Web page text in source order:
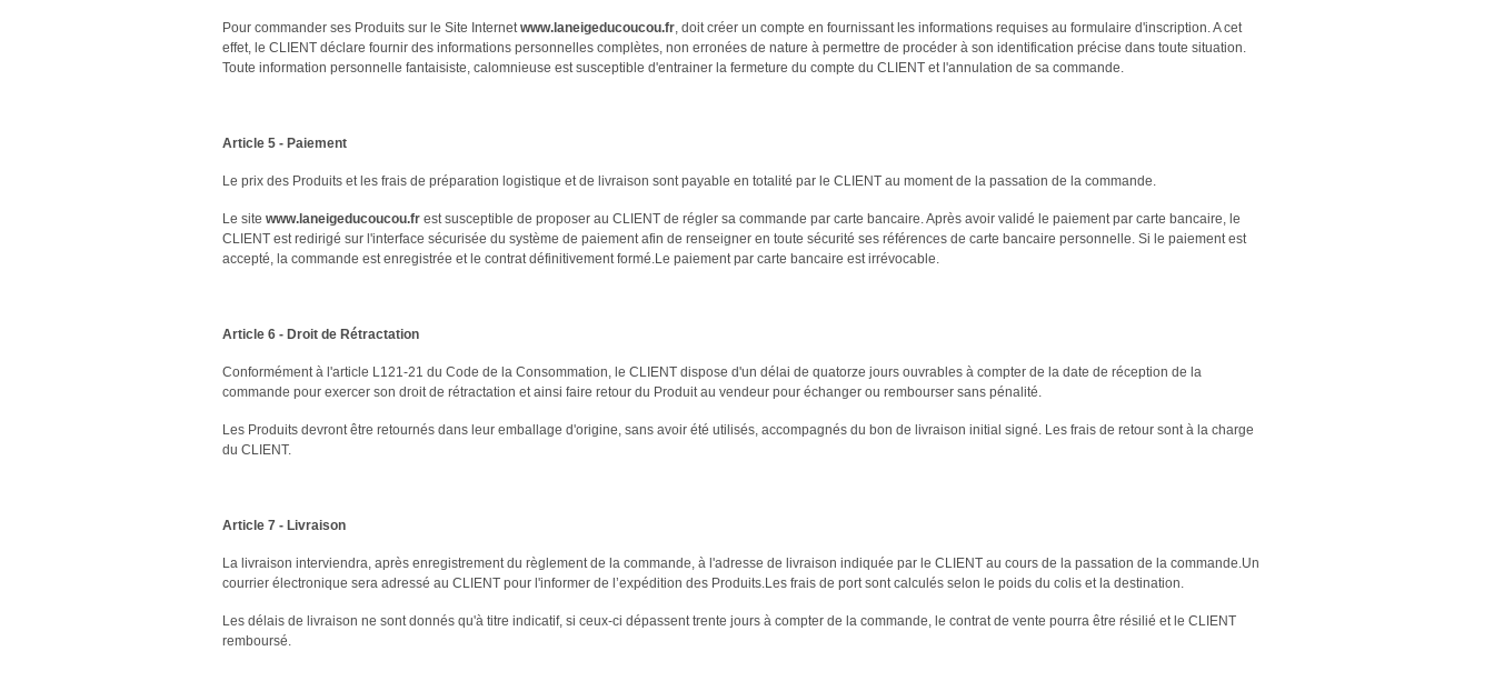
Pour commander ses Produits sur le Site Internetwww.laneigeducoucou.fr, doit créer un compte en fournissant les informations requises au formulaire d'inscription. A cet
effet, le CLIENT déclare fournir des informations personnelles complètes, non erronées de nature à permettre de procéder à son identification précise dans toute situation.
Toute information personnelle fantaisiste, calomnieuse est susceptible d'entrainer la fermeture du compte du CLIENT et l'annulation de sa commande.
Article 5 - Paiement
Le prix des Produits et les frais de préparation logistique et de livraison sont payable en totalité par le CLIENT au moment de la passation de la commande.
Le site www.laneigeducoucou.fr est susceptible de proposer au CLIENT de régler sa commande par carte bancaire. Après avoir validé le paiement par carte bancaire, le
CLIENT est redirigé sur l'interface sécurisée du système de paiement afin de renseigner en toute sécurité ses références de carte bancaire personnelle. Si le paiement est
accepté, la commande est enregistrée et le contrat définitivement formé.Le paiement par carte bancaire est irrévocable.
Article 6 - Droit de Rétractation
Conformément à l'article L121-21 du Code de la Consommation, le CLIENT dispose d'un délai de quatorze jours ouvrables à compter de la date de réception de la
commande pour exercer son droit de rétractation et ainsi faire retour du Produit au vendeur pour échanger ou rembourser sans pénalité.
Les Produits devront être retournés dans leur emballage d'origine, sans avoir été utilisés, accompagnés du bon de livraison initial signé. Les frais de retour sont à la charge
du CLIENT.
Article 7 - Livraison
La livraison interviendra, après enregistrement du règlement de la commande, à l'adresse de livraison indiquée par le CLIENT au cours de la passation de la commande.Un
courrier électronique sera adressé au CLIENT pour l'informer de l’expédition des Produits.Les frais de port sont calculés selon le poids du colis et la destination.
Les délais de livraison ne sont donnés qu'à titre indicatif, si ceux-ci dépassent trente jours à compter de la commande, le contrat de vente pourra être résilié et le CLIENT
remboursé.